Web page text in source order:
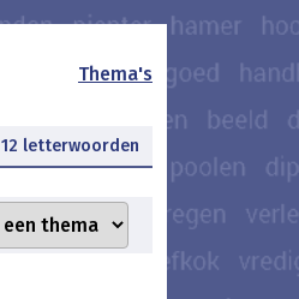
Thema's
12 letterwoorden